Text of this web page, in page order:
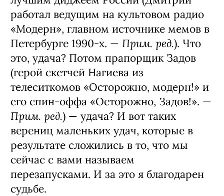
работал ведущим на культовом радио
«Модерн», главном источнике мемов в
Петербурге 1990-х. — Прим. ред.). Что
это, удача? Потом прапорщик Задов
(герой скетчей Нагиева из
телеситкомов «Осторожно, модерн!» и
его спин-оффа «Осто­рожно, Задов!». —
Прим. ред.) — удача? И вот таких
верениц маленьких удач, ко­торые в
результате сложились в то, что мы
сейчас с вами называем
перезапусками. И за это я благодарен
судьбе.